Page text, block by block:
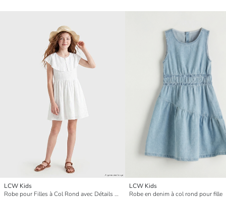
LCW Kids
Robe pour Filles à Col Rond avec Détails en Broderie
LCW Kids
Robe en denim à col rond pour fille